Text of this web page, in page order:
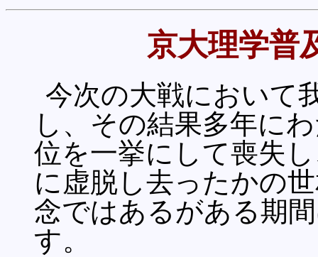
京大理学
今次の大戦において
し、その結果多年に
位を一挙にして喪失
に虚脱し去ったかの
念ではあるがある期
す。